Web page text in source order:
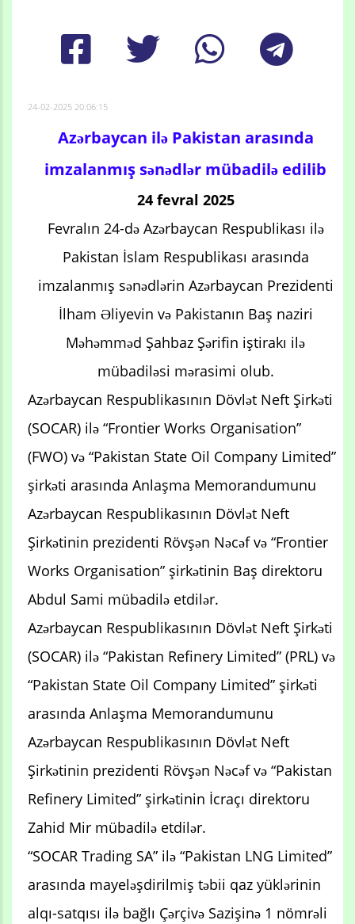
24-02-2025 20:06:15
Azərbaycan ilə Pakistan arasında
imzalanmış sənədlər mübadilə edilib
24 fevral 2025
Fevralın 24-də Azərbaycan Respublikası ilə
Pakistan İslam Respublikası arasında
imzalanmış sənədlərin Azərbaycan Prezidenti
İlham Əliyevin və Pakistanın Baş naziri
Məhəmməd Şahbaz Şərifin iştirakı ilə
mübadiləsi mərasimi olub.
Azərbaycan Respublikasının Dövlət Neft Şirkəti
(SOCAR) ilə “Frontier Works Organisation”
(FWO) və “Pakistan State Oil Company Limited”
şirkəti arasında Anlaşma Memorandumunu
Azərbaycan Respublikasının Dövlət Neft
Şirkətinin prezidenti Rövşən Nəcəf və “Frontier
Works Organisation” şirkətinin Baş direktoru
Abdul Sami mübadilə etdilər.
Azərbaycan Respublikasının Dövlət Neft Şirkəti
(SOCAR) ilə “Pakistan Refinery Limited” (PRL) və
“Pakistan State Oil Company Limited” şirkəti
arasında Anlaşma Memorandumunu
Azərbaycan Respublikasının Dövlət Neft
Şirkətinin prezidenti Rövşən Nəcəf və “Pakistan
Refinery Limited” şirkətinin İcraçı direktoru
Zahid Mir mübadilə etdilər.
“SOCAR Trading SA” ilə “Pakistan LNG Limited”
arasında mayeləşdirilmiş təbii qaz yüklərinin
alqı-satqısı ilə bağlı Çərçivə Sazişinə 1 nömrəli